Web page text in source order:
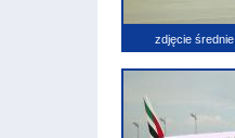
zdjęcie średnie